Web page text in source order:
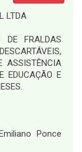
LTDA
DE FRALDAS
ASSISTÊNCIA
EDUCAÇÃO E
Ponce